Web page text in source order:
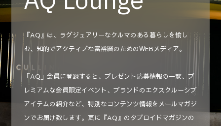
『AQ』は、ラグジュアリーなクルマのある暮らしを愉し
む、知的でアクティブな富裕層のためのWEBメディア。
「AQ」会員に登録すると、プレゼント応募情報の一覧、プ
レミアムな会員限定イベント、ブランドのエクスクルーシブ
アイテムの紹介など、特別なコンテンツ情報をメールマガジ
ンでお届け致します。更に『AQ』のタブロイドマガジンの